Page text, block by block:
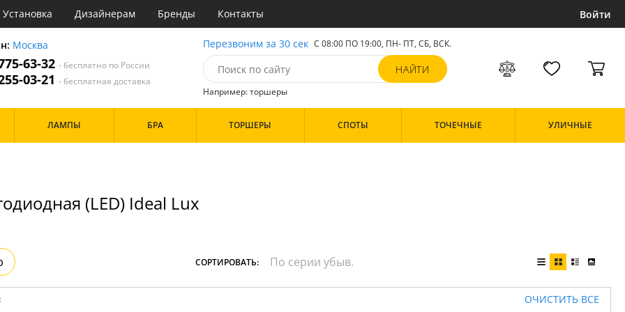
Установка Дизайнерам Бренды Контакты Войти
Москва
63-32- бесплатно по России
03-21- бесплатная доставка
Перезвоним за 30 сек С 08:00 ПО 19:00, ПН- ПТ, СБ, ВСК.
Например: торшеры
Черные
Бренд
ЛАМПЫ БРА ТОРШЕРЫ СПОТЫ ТОЧЕЧНЫЕ УЛИЧНЫЕ
(LED) Ideal Lux
СОРТИРОВАТЬ:
ОЧИСТИТЬ ВСЕ